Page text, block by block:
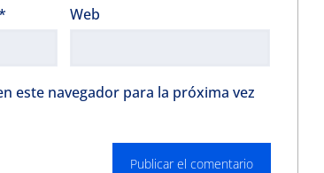
Web
este navegador para la próxima vez